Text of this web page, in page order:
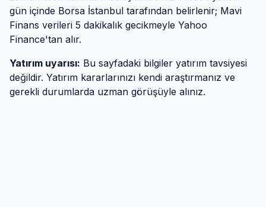
gün içinde Borsa İstanbul tarafından belirlenir; Mavi
Finans verileri 5 dakikalık gecikmeyle Yahoo
Finance'tan alır.
Yatırım uyarısı: Bu sayfadaki bilgiler yatırım tavsiyesi
değildir. Yatırım kararlarınızı kendi araştırmanız ve
gerekli durumlarda uzman görüşüyle alınız.